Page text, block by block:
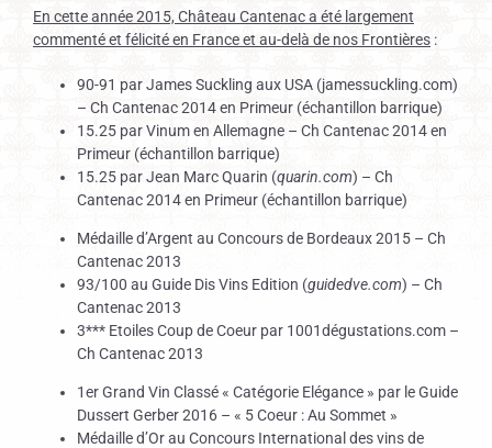
En cette année 2015, Château Cantenac a été largement
commenté et félicité en France et au-delà de nos Frontières :
90-91 par James Suckling aux USA (jamessuckling.com)
– Ch Cantenac 2014 en Primeur (échantillon barrique)
15.25 par Vinum en Allemagne – Ch Cantenac 2014 en
Primeur (échantillon barrique)
15.25 par Jean Marc Quarin (quarin.com) – Ch
Cantenac 2014 en Primeur (échantillon barrique)
Médaille d’Argent au Concours de Bordeaux 2015 – Ch
Cantenac 2013
93/100 au Guide Dis Vins Edition (guidedve.com) – Ch
Cantenac 2013
3*** Etoiles Coup de Coeur par 1001dégustations.com –
Ch Cantenac 2013
1er Grand Vin Classé « Catégorie Elégance » par le Guide
Dussert Gerber 2016 – « 5 Coeur : Au Sommet »
Médaille d’Or au Concours International des vins de